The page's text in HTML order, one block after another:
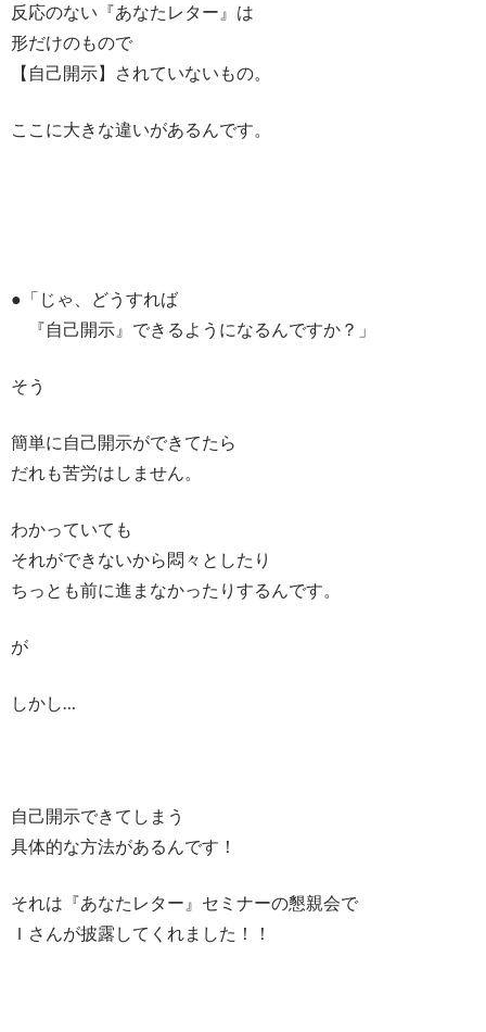
反応のない『あなたレター』は
形だけのもので
【自己開示】されていないもの。
ここに大きな違いがあるんです。
●「じゃ、どうすれば
『自己開示』できるようになるんですか？」
そう
簡単に自己開示ができてたら
だれも苦労はしません。
わかっていても
それができないから悶々としたり
ちっとも前に進まなかったりするんです。
が
しかし…
自己開示できてしまう
具体的な方法があるんです！
それは『あなたレター』セミナーの懇親会で
Ｉさんが披露してくれました！！